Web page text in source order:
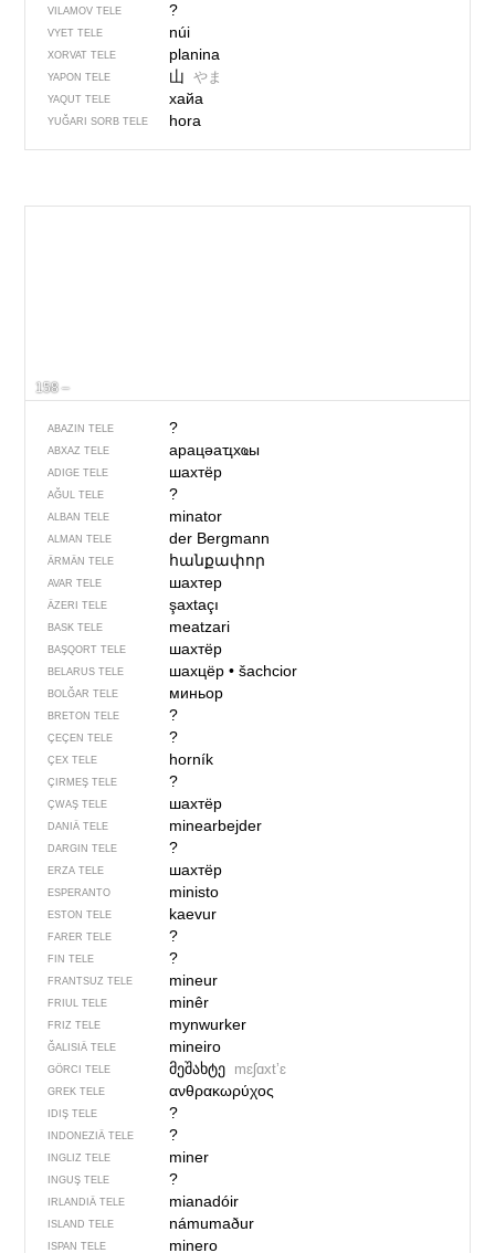
VILAMOV TELE ?
VYET TELE núi
XORVAT TELE planina
YAPON TELE 山 やま
YAQUT TELE хайа
YUĞARI SORB TELE hora
158 –
ABAZIN TELE ?
ABXAZ TELE арацәаҵхҩы
ADIGE TELE шахтёр
AĞUL TELE ?
ALBAN TELE minator
ALMAN TELE der Bergmann
ÄRMÄN TELE հանքափոր
AVAR TELE шахтер
ÄZERI TELE şaxtaçı
BASK TELE meatzari
BAŞQORT TELE шахтёр
BELARUS TELE шахцёр• šachcior
BOLĞAR TELE миньор
BRETON TELE ?
ÇEÇEN TELE ?
ÇEX TELE horník
ÇIRMEŞ TELE ?
ÇWAŞ TELE шахтёр
DANIÄ TELE minearbejder
DARGIN TELE ?
ERZA TELE шахтёр
ESPERANTO ministo
ESTON TELE kaevur
FARER TELE ?
FIN TELE ?
FRANTSUZ TELE mineur
FRIUL TELE minêr
FRIZ TELE mynwurker
ĞALISIÄ TELE mineiro
GÖRCI TELE მეშახტე mɛʃɑxtʼɛ
GREK TELE ανθρακωρύχος
IDIŞ TELE ?
INDONEZIÄ TELE ?
INGLIZ TELE miner
INGUŞ TELE ?
IRLANDIÄ TELE mianadóir
ISLAND TELE námumaður
ISPAN TELE minero